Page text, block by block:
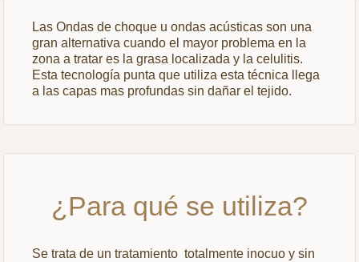
Las Ondas de choque u ondas acústicas son una
gran alternativa cuando el mayor problema en la
zona a tratar es la grasa localizada y la celulitis.
Esta tecnología punta que utiliza esta técnica llega
a las capas mas profundas sin dañar el tejido.
¿Para qué se utiliza?
Se trata de un tratamiento totalmente inocuo y sin